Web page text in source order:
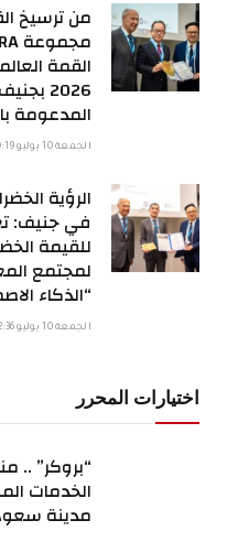
من ترسيخ
2026
المدعومة
الجمعة 10 يوليو 10:19 م
الرؤية
في جنيف:
للقيمة
“الذكاء
الجمعة 10 يوليو 2:36 م
اختيارات المحرر
“بروكر” ..
الخدمات
مدينة